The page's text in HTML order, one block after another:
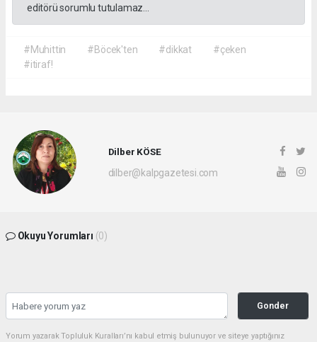
editörü sorumlu tutulamaz...
#Muhittin #Böcek'ten #dikkat
#çeken
#itiraf!
Dilber KÖSE
dilber@kalpgazetesi.com
Okuyu Yorumları (0)
Gonder
Yorum yazarak Topluluk Kuralları’nı kabul etmiş bulunuyor ve siteye yaptığınız